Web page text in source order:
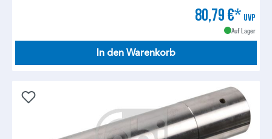
80,79 €* UVP
Auf Lager
In den Warenkorb